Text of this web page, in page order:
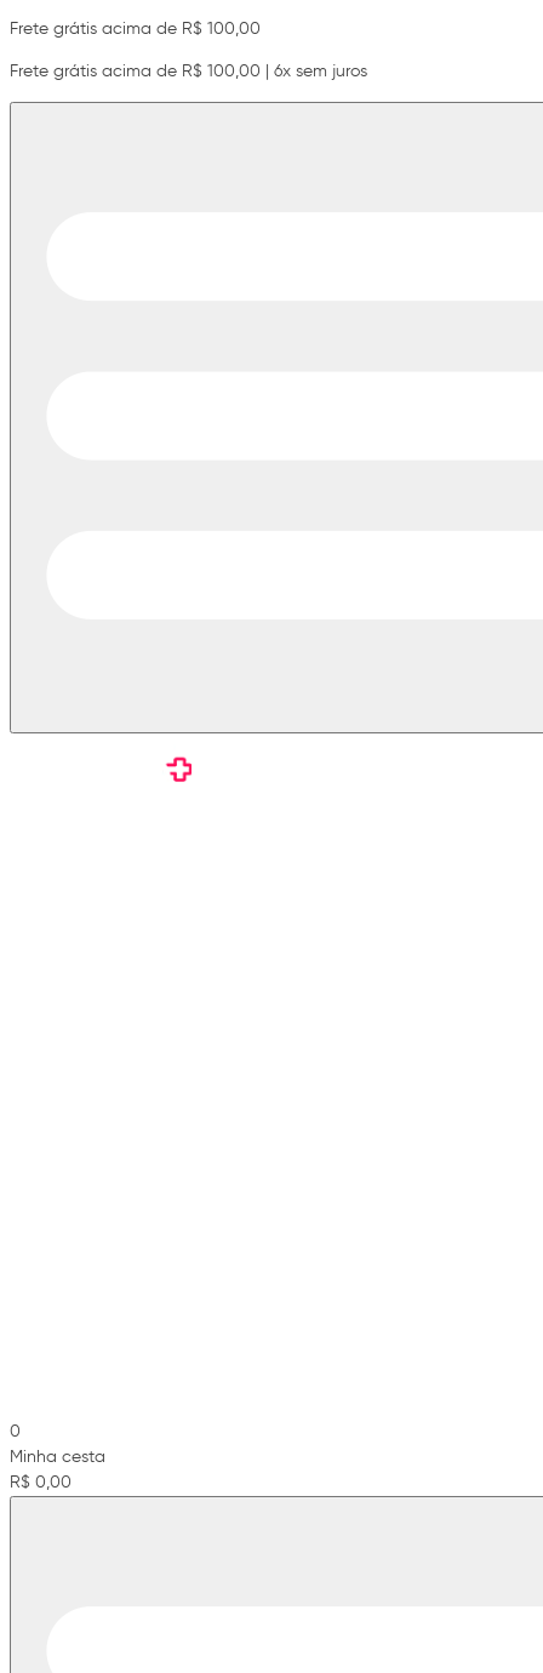
Frete grátis acima de R$ 100,00
Frete grátis acima de R$ 100,00 | 6x sem juros
0
Minha cesta
R$ 0,00